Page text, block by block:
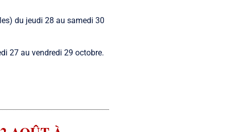
du jeudi 28 au samedi 30
27 au vendredi 29 octobre.